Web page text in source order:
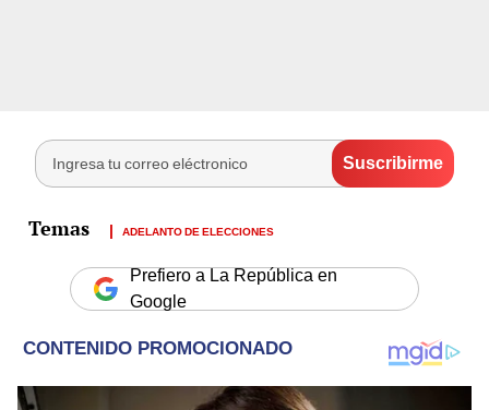
ADELANTO DE ELECCIONES
Prefiero a La República en
Google